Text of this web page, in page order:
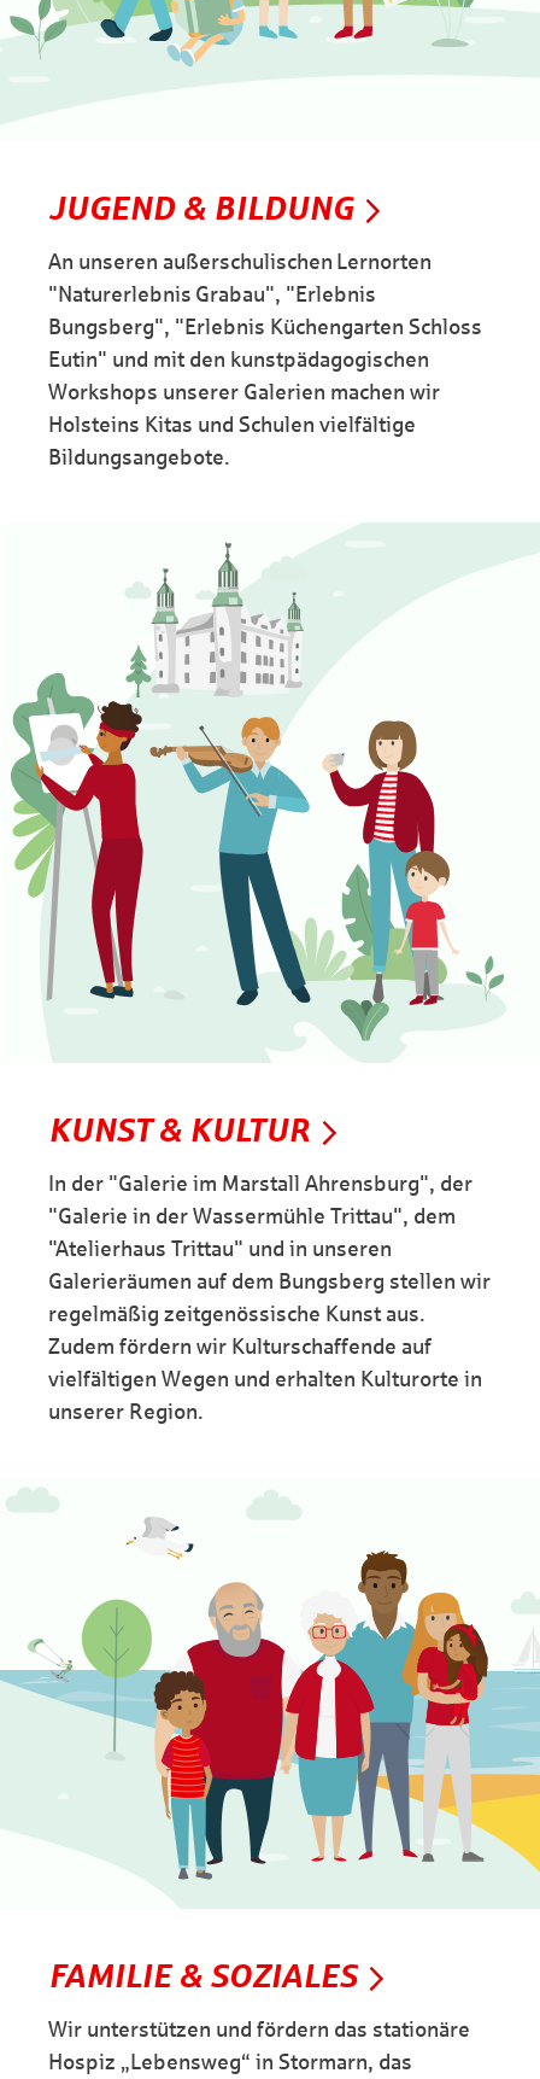
JUGEND & BILDUNG
An unseren außerschulischen Lernorten
"Naturerlebnis Grabau", "Erlebnis
Bungsberg", "Erlebnis Küchengarten Schloss
Eutin" und mit den kunstpädagogischen
Workshops unserer Galerien machen wir
Holsteins Kitas und Schulen vielfältige
Bildungsangebote.
KUNST & KULTUR
In der "Galerie im Marstall Ahrensburg", der
"Galerie in der Wassermühle Trittau", dem
"Atelierhaus Trittau" und in unseren
Galerieräumen auf dem Bungsberg stellen wir
regelmäßig zeitgenössische Kunst aus.
Zudem fördern wir Kulturschaffende auf
vielfältigen Wegen und erhalten Kulturorte in
unserer Region.
FAMILIE & SOZIALES
Wir unterstützen und fördern das stationäre
Hospiz „Lebensweg“ in Stormarn, das